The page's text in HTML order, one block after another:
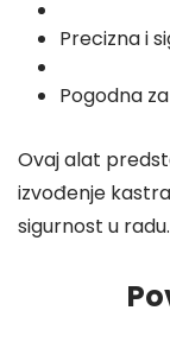
Precizna i
Pogodna
Ovaj alat
izvođenje
sigurnost u radu.